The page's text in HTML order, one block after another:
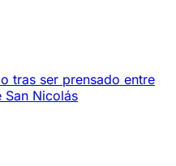
tras ser prensado entre
San Nicolás